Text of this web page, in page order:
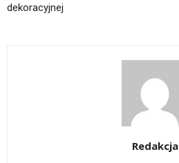
dekoracyjnej
Redakcja